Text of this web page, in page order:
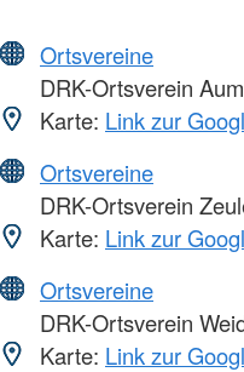
Ortsvereine
DRK-Ortsverein
Karte: Link zur
Ortsvereine
DRK-Ortsverein
Karte: Link zur
Ortsvereine
DRK-Ortsverein
Karte: Link zur